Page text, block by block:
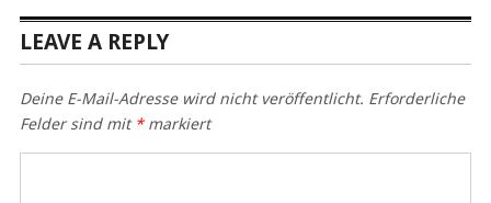
LEAVE A REPLY
Deine E-Mail-Adresse wird nicht veröffentlicht. Erforderliche
Felder sind mit *markiert